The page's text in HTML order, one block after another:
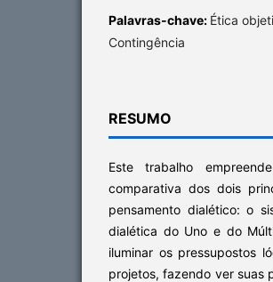
Palavras-chave: Ética
Contingência
RESUMO
Este trabalho
comparativa dos dois
pensamento dialético: o
dialética do Uno e do
iluminar os pressupostos
projetos, fazendo ver suas